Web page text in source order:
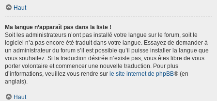
Haut
Ma langue n’apparaît pas dans la liste !
Soit les administrateurs n’ont pas installé votre langue sur le forum, soit le
logiciel n’a pas encore été traduit dans votre langue. Essayez de demander à
un administrateur du forum s’il est possible qu’il puisse installer la langue que
vous souhaitez. Si la traduction désirée n’existe pas, vous êtes libre de vous
porter volontaire et commencer une nouvelle traduction. Pour plus
d’informations, veuillez vous rendre sur le site internet de phpBB® (en
anglais).
Haut